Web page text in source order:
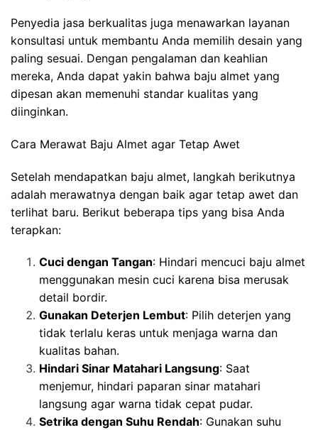
Penyedia jasa berkualitas juga menawarkan layanan
konsultasi untuk membantu Anda memilih desain yang
paling sesuai. Dengan pengalaman dan keahlian
mereka, Anda dapat yakin bahwa baju almet yang
dipesan akan memenuhi standar kualitas yang
diinginkan.
Cara Merawat Baju Almet agar Tetap Awet
Setelah mendapatkan baju almet, langkah berikutnya
adalah merawatnya dengan baik agar tetap awet dan
terlihat baru. Berikut beberapa tips yang bisa Anda
terapkan:
Cuci dengan Tangan: Hindari mencuci baju almet
menggunakan mesin cuci karena bisa merusak
detail bordir.
Gunakan Deterjen Lembut: Pilih deterjen yang
tidak terlalu keras untuk menjaga warna dan
kualitas bahan.
Hindari Sinar Matahari Langsung: Saat
menjemur, hindari paparan sinar matahari
langsung agar warna tidak cepat pudar.
Setrika dengan Suhu Rendah: Gunakan suhu